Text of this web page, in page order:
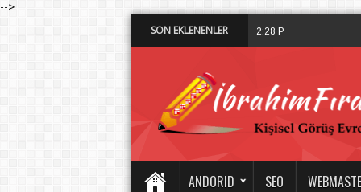
-->
SON EKLENENLER 2:28 PM
ANDORID SEO